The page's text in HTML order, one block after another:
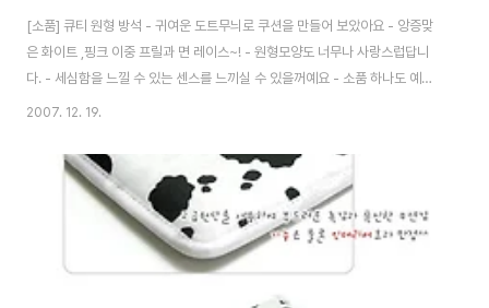
[소품] 큐티 원형 방석 - 귀여운 도트무늬로 쿠션을 만들어 보았아요 - 앙증맞
은 화이트 ,핑크 이중 프릴과 면 레이스~! - 원형모양도 너무나 사랑스럽답니
다. - 세심함을 느낄 수 있는 센스를 느끼실 수 있을꺼예요 - 소품 하나도 예쁘
게 장식해서 써보세요~! - 도트 방석과 소파등에 같이 코디 하면 더욱 사랑스럽
버 등등 사랑스런 도트무늬 패턴으로 많은 제품을 구성해 놓아 코디 하시면 한
층 더 화사하고 아기자기한 분위기를 연출할 수 있습니다 자료제공 | 이베딩
2007. 12. 19.